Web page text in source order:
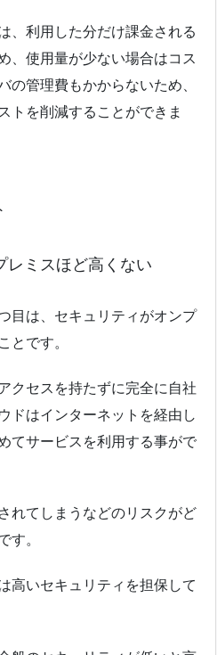
、利用した分だけ課金される
、使用量が少ない場合はコス
の管理費もかからないため、
トを削減することができま
レミスほど高くない
目は、セキュリティがオンプ
とです。
クセスを持たずに完全に自社
ドはインターネットを経由し
てサービスを利用する事がで
れてしまうなどのリスクがど
す。
高いセキュリティを担保して